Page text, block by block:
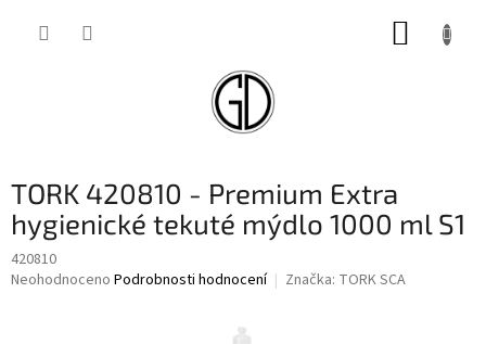
TORK 420810 - Premium Extra
hygienické tekuté mýdlo 1000 ml S1
420810
Průměrné
Neohodnoceno Podrobnosti hodnocení Značka: TORK SCA